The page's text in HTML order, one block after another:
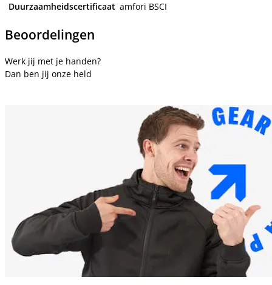
Duurzaamheidscertificaat amfori BSCI
Beoordelingen
Werk jij met je handen?
Dan ben jij onze held